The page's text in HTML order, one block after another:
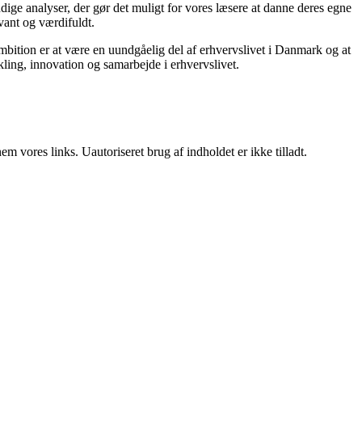
analyser, der gør det muligt for vores læsere at danne deres egne
og værdifuldt.
er at være en uundgåelig del af erhvervslivet i Danmark og at
innovation og samarbejde i erhvervslivet.
vores links. Uautoriseret brug af indholdet er ikke tilladt.